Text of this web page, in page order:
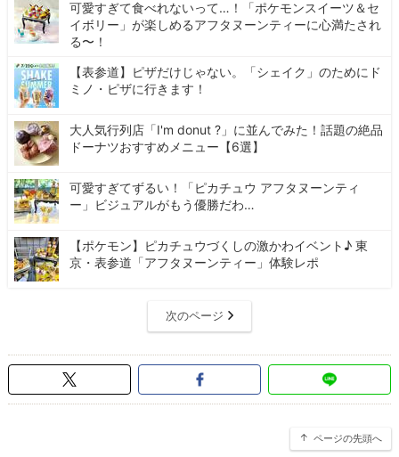
可愛すぎて食べれないって…！「ポケモンスイーツ＆セ
イボリー」が楽しめるアフタヌーンティーに心満たされ
る〜！
【表参道】ピザだけじゃない。「シェイク」のためにド
ミノ・ピザに行きます！
大人気行列店「I'm donut ?」に並んでみた！話題の絶品
ドーナツおすすめメニュー【6選】
可愛すぎてずるい！「ピカチュウ アフタヌーンティ
ー」ビジュアルがもう優勝だわ…
【ポケモン】ピカチュウづくしの激かわイベント♪ 東
京・表参道「アフタヌーンティー」体験レポ
次のページ
ページの先頭へ